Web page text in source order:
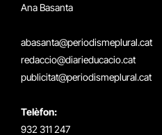
Ana Basanta
abasanta@periodismeplural.cat
redaccio@diarieducacio.cat
publicitat@periodismeplural.cat
Telèfon:
932 311 247